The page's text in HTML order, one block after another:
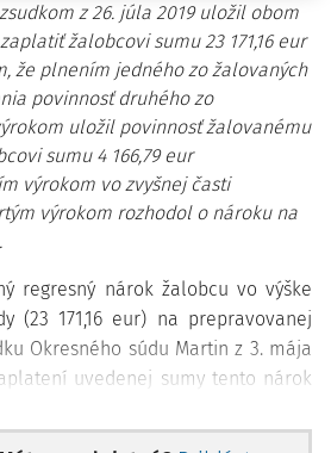
z 26. júla 2019 uložil obom
žalobcovi sumu 23 171,16 eur
že plnením jedného zo žalovaných
povinnosť druhého zo
uložil povinnosť žalovanému
sumu 4 166,79 eur
výrokom vo zvyšnej časti
výrokom rozhodol o nároku na
regresný nárok žalobcu vo výške
(23 171,16 eur) na prepravovanej
Okresného súdu Martin z 3. mája
uvedenej sumy tento nárok
prepravy spôsobil, resp. ktorý